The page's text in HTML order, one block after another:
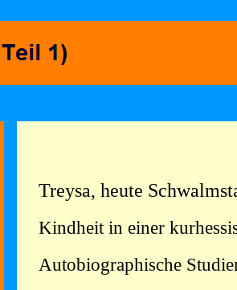
Treysa, heute
Kindheit in einer
Autobiographische